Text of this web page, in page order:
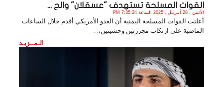
القوات المسلحة تستهدف "عسقلان" والح ...
الأثنين , 28 أبـريـل , 2025 الساعة 7:35:24 PM
أعلنت القوات المسلحة اليمنية أن العدو الأمريكي أقدم خلال الساعات
الماضية على ارتكاب مجزرتين وحشيتين،. .
الـمــزيـد